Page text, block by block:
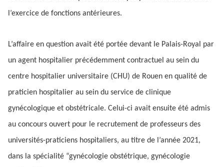
l’exercice de fonctions antérieures.
L’affaire en question avait été portée devant le Palais-Royal par
un agent hospitalier précédemment contractuel au sein du
centre hospitalier universitaire (CHU) de Rouen en qualité de
praticien hospitalier au sein du service de clinique
gynécologique et obstétricale. Celui-ci avait ensuite été admis
au concours ouvert pour le recrutement de professeurs des
universités-praticiens hospitaliers, au titre de l’année 2021,
dans la spécialité “gynécologie obstétrique, gynécologie